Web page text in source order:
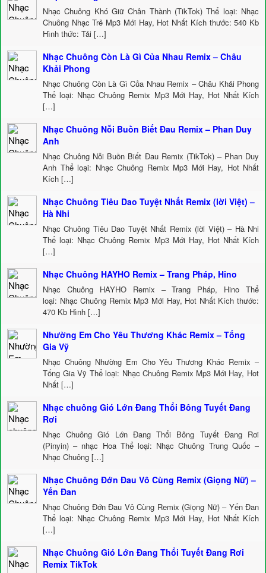
Nhạc Chuông Khó Giữ Chân Thành (TikTok) Thể loại: Nhạc
Chuông Nhạc Trẻ Mp3 Mới Hay, Hot Nhất Kích thước: 540 Kb
Hình thức: Tải […]
Nhạc Chuông Còn Là Gì Của Nhau Remix – Châu
Khải Phong
Nhạc Chuông Còn Là Gì Của Nhau Remix – Châu Khải Phong
Thể loại: Nhạc Chuông Remix Mp3 Mới Hay, Hot Nhất Kích
[…]
Nhạc Chuông Nỗi Buồn Biết Đau Remix – Phan Duy
Anh
Nhạc Chuông Nỗi Buồn Biết Đau Remix (TikTok) – Phan Duy
Anh Thể loại: Nhạc Chuông Remix Mp3 Mới Hay, Hot Nhất
Kích […]
Nhạc Chuông Tiêu Dao Tuyệt Nhất Remix (lời Việt) –
Hà Nhi
Nhạc Chuông Tiêu Dao Tuyệt Nhất Remix (lời Việt) – Hà Nhi
Thể loại: Nhạc Chuông Remix Mp3 Mới Hay, Hot Nhất Kích
[…]
Nhạc Chuông HAYHO Remix – Trang Pháp, Hino
Nhạc Chuông HAYHO Remix – Trang Pháp, Hino Thể
loại: Nhạc Chuông Remix Mp3 Mới Hay, Hot Nhất Kích thước:
470 Kb Hình […]
Nhường Em Cho Yêu Thương Khác Remix – Tống
Gia Vỹ
Nhạc Chuông Nhường Em Cho Yêu Thương Khác Remix –
Tống Gia Vỹ Thể loại: Nhạc Chuông Remix Mp3 Mới Hay, Hot
Nhất […]
Nhạc chuông Gió Lớn Đang Thổi Bông Tuyết Đang
Rơi
Nhạc Chuông Gió Lớn Đang Thổi Bông Tuyết Đang Rơi
(Pinyin) – nhạc Hoa Thể loại: Nhạc Chuông Trung Quốc –
Nhạc Chuông […]
Nhạc Chuông Đớn Đau Vô Cùng Remix (Giọng Nữ) –
Yến Đan
Nhạc Chuông Đớn Đau Vô Cùng Remix (Giọng Nữ) – Yến Đan
Thể loại: Nhạc Chuông Remix Mp3 Mới Hay, Hot Nhất Kích
[…]
Nhạc Chuông Gió Lớn Đang Thổi Tuyết Đang Rơi
Remix TikTok